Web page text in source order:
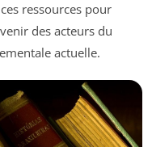
ressources pour
des acteurs du
actuelle.